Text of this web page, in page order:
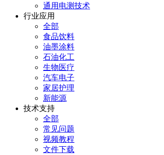
通用电测技术
行业应用
全部
食品饮料
油墨涂料
石油化工
生物医疗
汽车电子
家居护理
新能源
技术支持
全部
常见问题
视频教程
文件下载